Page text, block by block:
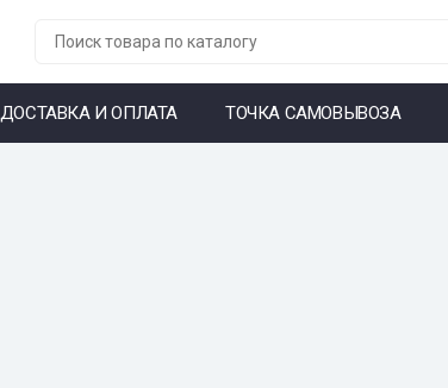
ДОСТАВКА И ОПЛАТА ТОЧКА САМОВЫВОЗА